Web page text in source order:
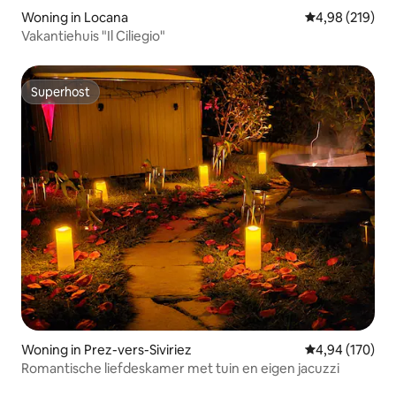
Woning in Locana Gemiddelde
4,98 (219)
Vakantiehuis "Il Ciliegio"
Superhost
Superhost
Woning in Prez-vers-Siviriez Gemiddelde
4,94 (170)
Romantische liefdeskamer met tuin en eigen jacuzzi